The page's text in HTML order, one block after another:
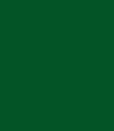
GLYCOL,
O-CYMEN-5-OL,
EDTA